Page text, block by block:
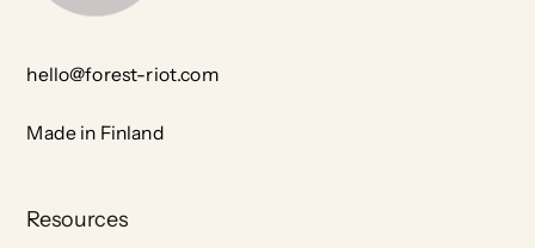
hello@forest-riot.com
Made in Finland
Resources